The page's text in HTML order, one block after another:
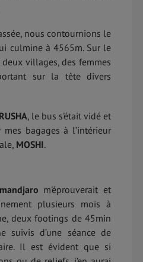
nous contournions le
culmine à 4565m. Sur le
villages, des femmes
sur la tête divers
, le bus s'était vidé et
bagages à l’intérieur
MOSHI.
m'éprouverait et
plusieurs mois à
deux footings de 45min
suivis d’une séance de
Il est évident que si